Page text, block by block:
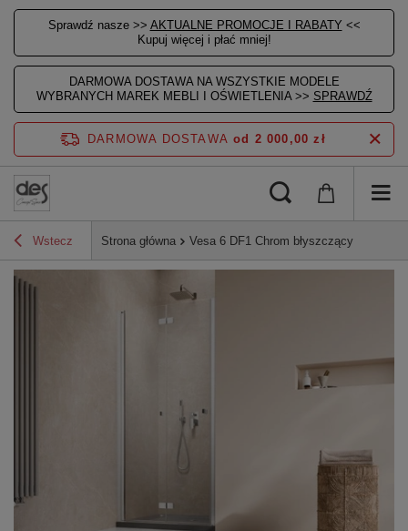
Sprawdź nasze >> AKTUALNE PROMOCJE I RABATY <<
Kupuj więcej i płać mniej!
DARMOWA DOSTAWA NA WSZYSTKIE MODELE
WYBRANYCH MAREK MEBLI I OŚWIETLENIA >> SPRAWDŹ
DARMOWA DOSTAWA od 2 000,00 zł
Wstecz Strona główna Vesa 6 DF1 Chrom błyszczący